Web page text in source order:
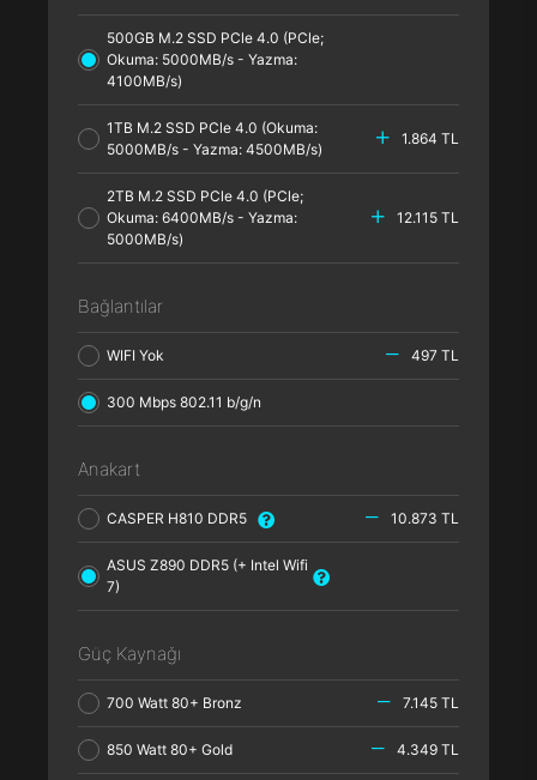
500GB M.2 SSD PCle 4.0 (PCle;
Okuma: 5000MB/s - Yazma:
4100MB/s)
1TB M.2 SSD PCle 4.0 (Okuma:
5000MB/s - Yazma: 4500MB/s)
1.864 TL
2TB M.2 SSD PCle 4.0 (PCle;
Okuma: 6400MB/s - Yazma:
5000MB/s)
12.115 TL
Bağlantılar
WIFI Yok 497 TL
300 Mbps 802.11 b/g/n
Anakart
CASPER H810 DDR5 10.873 TL
ASUS Z890 DDR5 (+ Intel Wifi
7)
Güç Kaynağı
700 Watt 80+ Bronz 7.145 TL
850 Watt 80+ Gold 4.349 TL